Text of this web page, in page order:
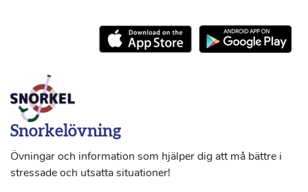
Snorkelövning
Övningar och information som hjälper dig att må bättre i
stressade och utsatta situationer!